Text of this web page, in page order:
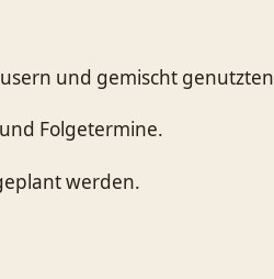
und gemischt
Folgetermine.
werden.